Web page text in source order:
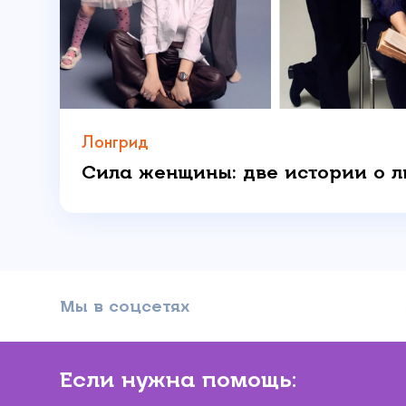
Лонгрид
Мы в соцсетях
Если нужна помощь:
Даю